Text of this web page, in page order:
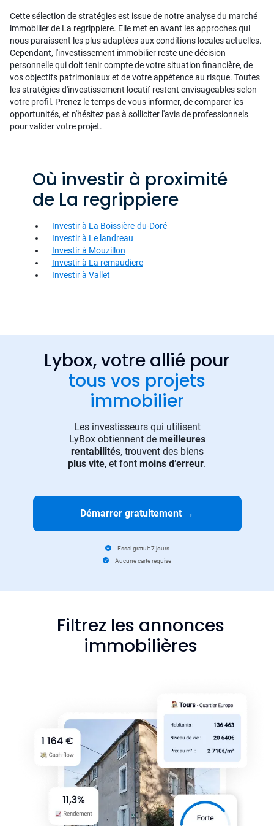
Cette sélection de stratégies est issue de notre analyse du marché
immobilier de La regrippiere. Elle met en avant les approches qui
nous paraissent les plus adaptées aux conditions locales actuelles.
Cependant, l'investissement immobilier reste une décision
personnelle qui doit tenir compte de votre situation financière, de
vos objectifs patrimoniaux et de votre appétence au risque. Toutes
les stratégies d'investissement locatif restent envisageables selon
votre profil. Prenez le temps de vous informer, de comparer les
opportunités, et n'hésitez pas à solliciter l'avis de professionnels
pour valider votre projet.
Où investir à proximité
de La regrippiere
Investir à La Boissière-du-Doré
Investir à Le landreau
Investir à Mouzillon
Investir à La remaudiere
Investir à Vallet
Lybox, votre allié pour
tous vos projets
immobilier
Les investisseurs qui utilisent
LyBox obtiennent de meilleures
rentabilités, trouvent des biens
plus vite, et font moins d’erreur.
Démarrer gratuitement →
Essai gratuit 7 jours
Aucune carte requise
Filtrez les annonces
immobilières